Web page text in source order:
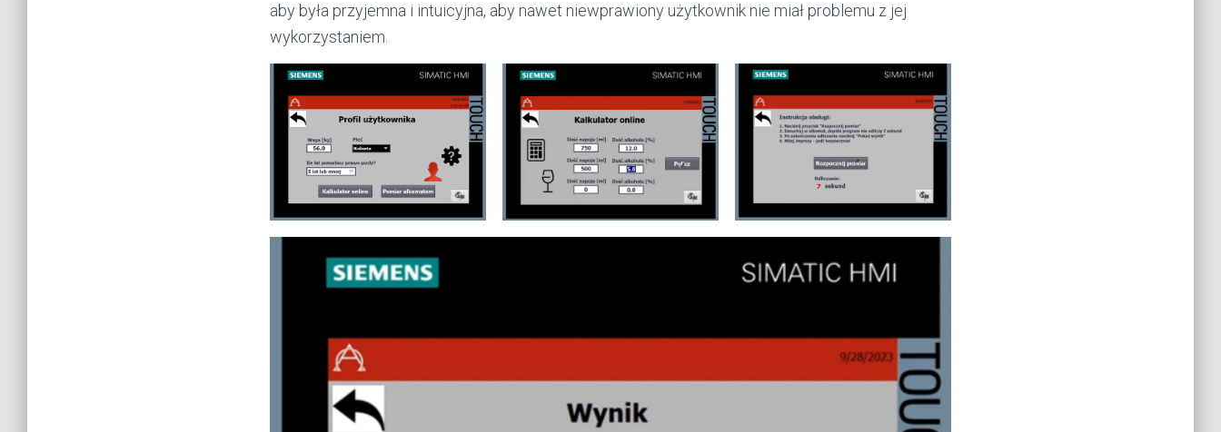
aby była przyjemna i intuicyjna, aby nawet niewprawiony użytkownik nie miał problemu z jej
wykorzystaniem.